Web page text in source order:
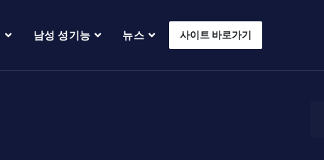
남성 성기능 뉴스 사이트 바로가기